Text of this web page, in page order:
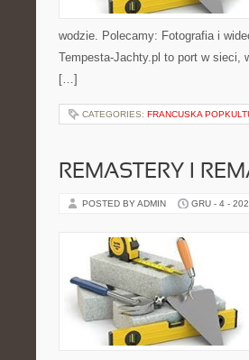
wodzie. Polecamy: Fotografia i
Tempesta-Jachty.pl to port w sieci,
[…]
CATEGORIES: FRANCUSKA
REMASTERY I
POSTED BY ADMIN GRU - 4 -